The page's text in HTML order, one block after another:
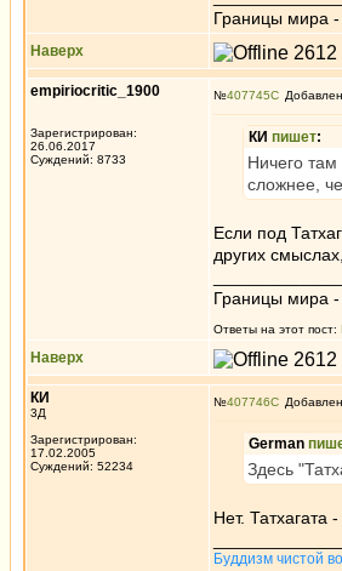
Границы мира -
Наверх
empiriocritic_1900
Зарегистрирован:
26.06.2017
Суждений: 8733
№407745
КИ пишет:
Ничего
сложнее,
Если под
других
Границы мира -
Ответы на этот пост:
Наверх
КИ
3Д
Зарегистрирован:
17.02.2005
Суждений: 52234
№407746
German
Здесь
Нет. Татхагата
Буддизм чистой